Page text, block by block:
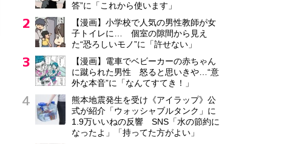
答”に「これから使います」
【漫画】小学校で人気の男性教師が女
子トイレに… 個室の隙間から見え
た“恐ろしいモノ”に「許せない」
【漫画】電車でベビーカーの赤ちゃん
に蹴られた男性 怒ると思いきや…“意
外な本音”に「なんてすてき！」
熊本地震発生を受け《アイラップ》公
式が紹介「ウォッシャブルタンク」に
1.9万いいねの反響 SNS「水の節約に
なったよ」「持ってた方がよい」